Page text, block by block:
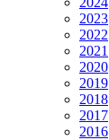
2023
2022
2021
2020
2019
2018
2017
2016